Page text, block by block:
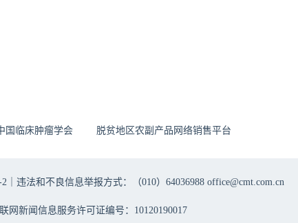
心律不齐，各瓣膜未闻及杂
、入院诊断、治疗 初步诊断：
经请示值班组长，立即汇报主
行ECMO，入CCU过程中病
呼吸机辅助通气+ECMO。病
制：急性期病毒复制、亚急性期
或1~3周出现气短、呼吸困
衰竭或心原性休克，出现肺循环
国临床肿瘤学会 脱贫地区农副产品网络销售平台
2｜违法和不良信息举报方式：（010）64036988 office@cmt.com.cn
网新闻信息服务许可证编号：10120190017